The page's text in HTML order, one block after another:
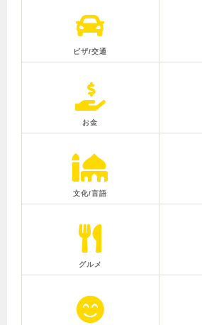
ビザ/交通
お金
文化/言語
グルメ